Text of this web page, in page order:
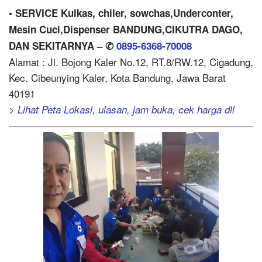
• SERVICE Kulkas, chiler, sowchas,Underconter,
Mesin Cuci,Dispenser BANDUNG,CIKUTRA DAGO,
DAN SEKITARNYA – ✆0895-6368-70008
Alamat : Jl. Bojong Kaler No.12, RT.8/RW.12, Cigadung,
Kec. Cibeunying Kaler, Kota Bandung, Jawa Barat
40191
> Lihat Peta Lokasi, ulasan, jam buka, cek harga dll